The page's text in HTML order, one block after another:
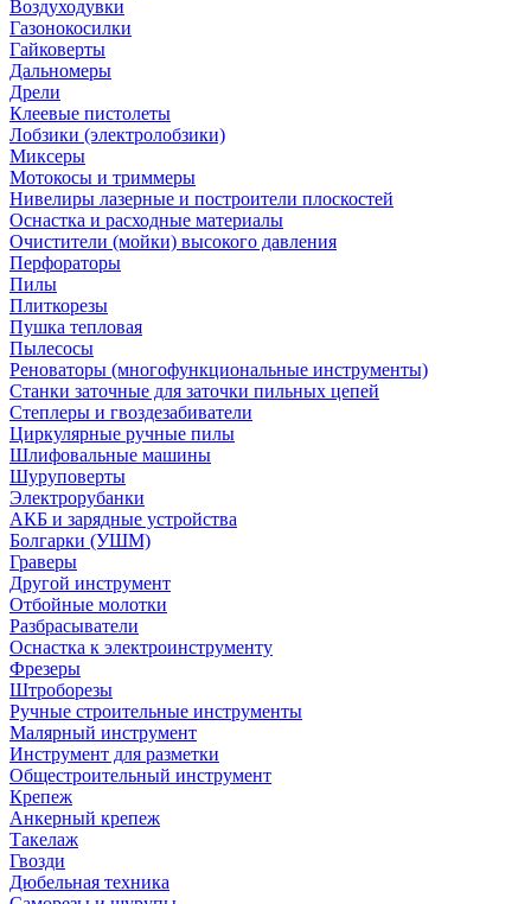
Воздуходувки
Газонокосилки
Гайковерты
Дальномеры
Дрели
Клеевые пистолеты
Лобзики (электролобзики)
Миксеры
Мотокосы и триммеры
Нивелиры лазерные и построители плоскостей
Оснастка и расходные материалы
Очистители (мойки) высокого давления
Перфораторы
Пилы
Плиткорезы
Пушка тепловая
Пылесосы
Реноваторы (многофункциональные инструменты)
Станки заточные для заточки пильных цепей
Степлеры и гвоздезабиватели
Циркулярные ручные пилы
Шлифовальные машины
Шуруповерты
Электрорубанки
АКБ и зарядные устройства
Болгарки (УШМ)
Граверы
Другой инструмент
Отбойные молотки
Разбрасыватели
Оснастка к электроинструменту
Фрезеры
Штроборезы
Ручные строительные инструменты
Малярный инструмент
Инструмент для разметки
Общестроительный инструмент
Крепеж
Анкерный крепеж
Такелаж
Гвозди
Дюбельная техника